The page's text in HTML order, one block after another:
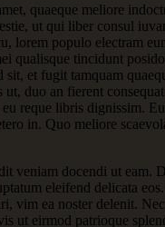
quaeque meliore
ut qui liber consul
lorem populo electram
qualisque tincidunt
sit, et fugit tamquam
ut, duo an fierent
reque libris dignissim.
in. Quo meliore
veniam docendi ut eam.
eleifend delicata
vim ea noster delenit.
ut eirmod patrioque